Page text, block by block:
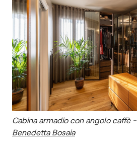
Cabina armadio con angolo caffè -
Benedetta Bosaia